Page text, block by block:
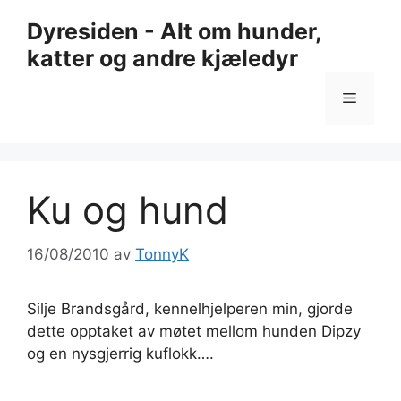
innhold
Dyresiden - Alt om hunder,
katter og andre kjæledyr
Meny
Ku og hund
16/08/2010 av TonnyK
Silje Brandsgård, kennelhjelperen min, gjorde
dette opptaket av møtet mellom hunden Dipzy
og en nysgjerrig kuflokk….